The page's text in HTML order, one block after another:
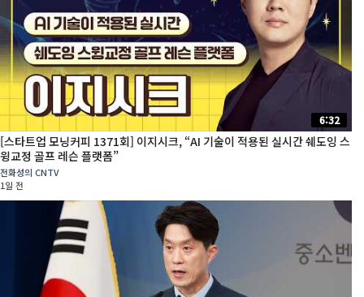
6:32
[스타트업 모닝커피 1371회] 이지시크, “AI 기술이 적용된 실시간 쉐도잉 스
윙교정 골프 레슨 플랫폼”
전화성의 CNTV
1일 전